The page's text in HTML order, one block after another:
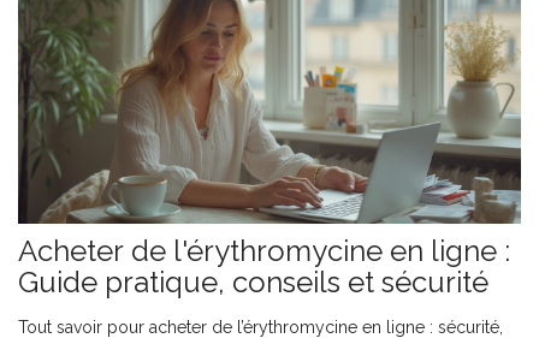
Acheter de l'érythromycine en ligne :
Guide pratique, conseils et sécurité
Tout savoir pour acheter de l’érythromycine en ligne : sécurité,